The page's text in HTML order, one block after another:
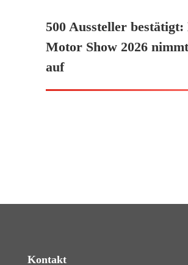
500 Aussteller bestätigt:
Motor Show 2026
auf
Kontakt